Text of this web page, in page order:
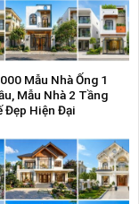
Mẫu Nhà Ống 1
Mẫu Nhà 2 Tầng
Đẹp Hiện Đại